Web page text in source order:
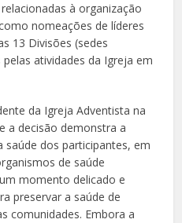
à organização
nomeações de líderes
13 Divisões (sedes
atividades da Igreja em
da Igreja Adventista na
a decisão demonstra a
dos participantes, em
de saúde
momento delicado e
preservar a saúde de
comunidades. Embora a